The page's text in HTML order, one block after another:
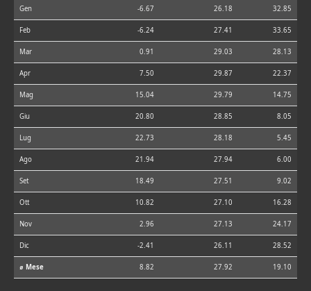
Gen -6.67 26.18 32.85
Feb -6.24 27.41 33.65
Mar 0.91 29.03 28.13
Apr 7.50 29.87 22.37
Mag 15.04 29.79 14.75
Giu 20.80 28.85 8.05
Lug 22.73 28.18 5.45
Ago 21.94 27.94 6.00
Set 18.49 27.51 9.02
Ott 10.82 27.10 16.28
Nov 2.96 27.13 24.17
Dic -2.41 26.11 28.52
⌀ Mese 8.82 27.92 19.10